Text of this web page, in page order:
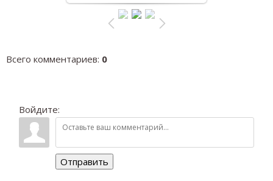
Всего комментариев: 0
Войдите:
Отправить